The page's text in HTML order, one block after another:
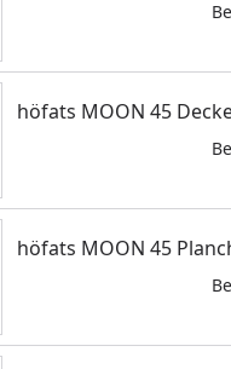
höfats MOON 45
höfats MOON 45